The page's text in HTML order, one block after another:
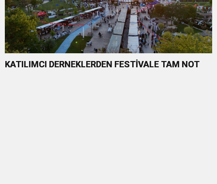
KATILIMCI DERNEKLERDEN FESTİVALE TAM NOT